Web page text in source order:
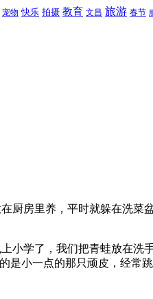
宠物 快乐 拍摄 教育 文昌 旅游 春节
厨房里养，平时就躲在洗菜
小学了，我们把青蛙放在洗
小一点的那只顽皮，经常